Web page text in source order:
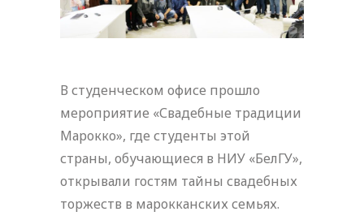
В студенческом офисе прошло
мероприятие «Свадебные традиции
Марокко», где студенты этой
страны, обучающиеся в НИУ «БелГУ»,
открывали гостям тайны свадебных
торжеств в марокканских семьях.